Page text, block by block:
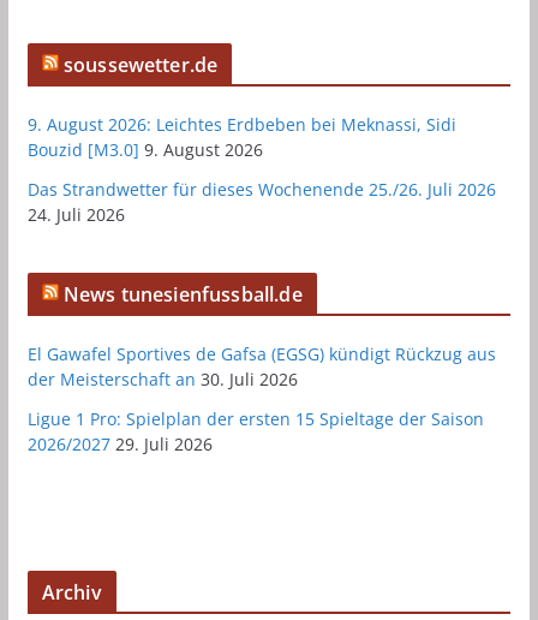
soussewetter.de
9. August 2026: Leichtes Erdbeben bei Meknassi, Sidi
Bouzid [M3.0] 9. August 2026
Das Strandwetter für dieses Wochenende 25./26. Juli 2026
24. Juli 2026
News tunesienfussball.de
El Gawafel Sportives de Gafsa (EGSG) kündigt Rückzug aus
der Meisterschaft an 30. Juli 2026
Ligue 1 Pro: Spielplan der ersten 15 Spieltage der Saison
2026/2027 29. Juli 2026
Archiv